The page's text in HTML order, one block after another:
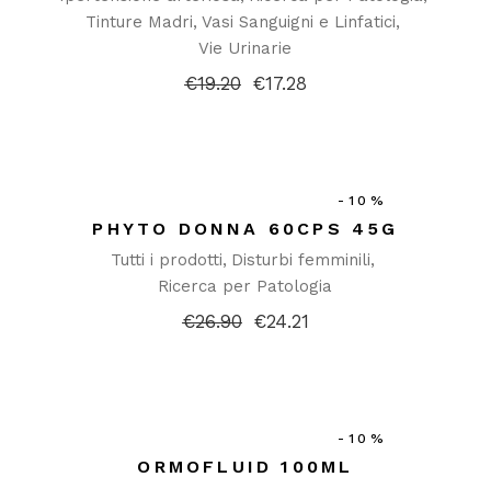
Tinture Madri Vasi Sanguigni e Linfatici
Vie Urinarie
€19.20 Il€17.28
Il
-10%
PHYTO DONNA 60CPS 45G
Tutti i prodotti Disturbi femminili
Ricerca per Patologia
€26.90 Il€24.21
Il
-10%
ORMOFLUID 100ML